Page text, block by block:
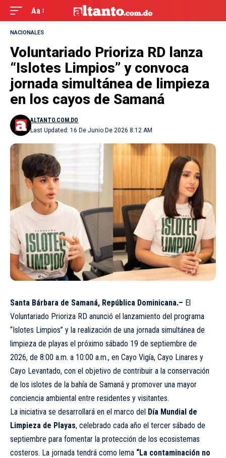
Aa
NACIONALES
Voluntariado Prioriza RD lanza
“Islotes Limpios” y convoca
jornada simultánea de limpieza
en los cayos de Samaná
Last Updated: 16 De Junio De 2026 8:12 AM
ALTANTO.COM.DO
Santa Bárbara de Samaná, República Dominicana.– El
Voluntariado Prioriza RD anunció el lanzamiento del programa
“Islotes Limpios” y la realización de una jornada simultánea de
limpieza de playas el próximo sábado 19 de septiembre de
2026, de 8:00 a.m. a 10:00 a.m., en Cayo Vigía, Cayo Linares y
Cayo Levantado, con el objetivo de contribuir a la conservación
de los islotes de la bahía de Samaná y promover una mayor
conciencia ambiental entre residentes y visitantes.
La iniciativa se desarrollará en el marco del Día Mundial de
Limpieza de Playas, celebrado cada año el tercer sábado de
septiembre para fomentar la protección de los ecosistemas
costeros. La jornada tendrá como lema “La contaminación no